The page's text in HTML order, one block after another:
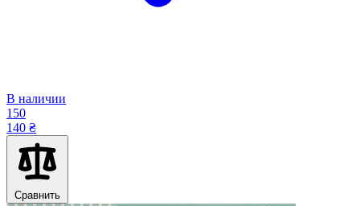
В наличии
150
140 ₴
Сравнить